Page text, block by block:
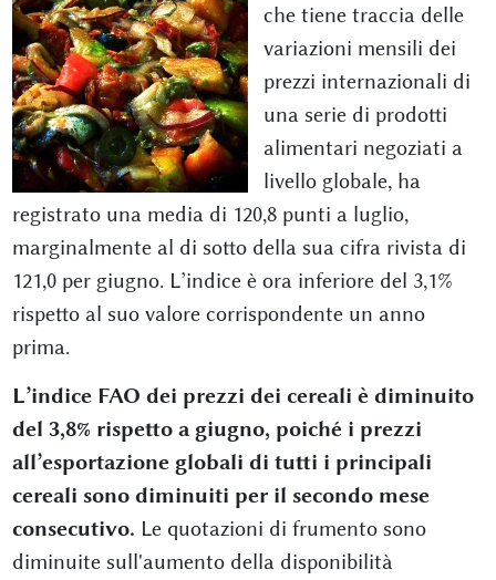
che tiene traccia delle
variazioni mensili dei
prezzi internazionali di
una serie di prodotti
alimentari negoziati a
livello globale, ha
registrato una media di 120,8 punti a luglio,
marginalmente al di sotto della sua cifra rivista di
121,0 per giugno. L’indice è ora inferiore del 3,1%
rispetto al suo valore corrispondente un anno
prima.
L’indice FAO dei prezzi dei cereali è diminuito
del 3,8% rispetto a giugno, poiché i prezzi
all’esportazione globali di tutti i principali
cereali sono diminuiti per il secondo mese
consecutivo. Le quotazioni di frumento sono
diminuite sull'aumento della disponibilità